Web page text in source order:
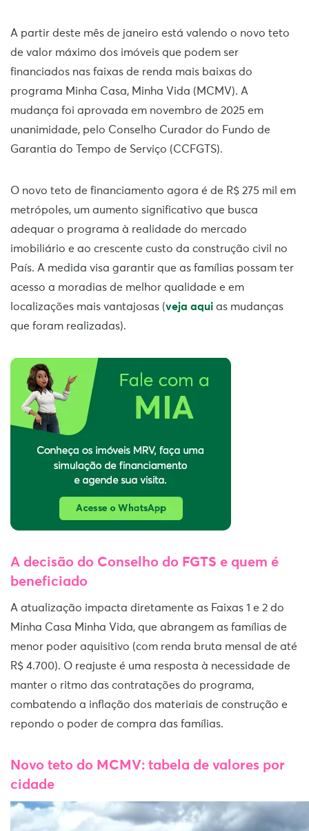
A partir deste mês de janeiro está valendo o novo teto
de valor máximo dos imóveis que podem ser
financiados nas faixas de renda mais baixas do
programa Minha Casa, Minha Vida (MCMV). A
mudança foi aprovada em novembro de 2025 em
unanimidade, pelo Conselho Curador do Fundo de
Garantia do Tempo de Serviço (CCFGTS).
O novo teto de financiamento agora é de R$ 275 mil em
metrópoles, um aumento significativo que busca
adequar o programa à realidade do mercado
imobiliário e ao crescente custo da construção civil no
País. A medida visa garantir que as famílias possam ter
acesso a moradias de melhor qualidade e em
localizações mais vantajosas (veja aqui as mudanças
que foram realizadas).
A decisão do Conselho do FGTS e quem é
beneficiado
A atualização impacta diretamente as Faixas 1 e 2 do
Minha Casa Minha Vida, que abrangem as famílias de
menor poder aquisitivo (com renda bruta mensal de até
R$ 4.700). O reajuste é uma resposta à necessidade de
manter o ritmo das contratações do programa,
combatendo a inflação dos materiais de construção e
repondo o poder de compra das famílias.
Novo teto do MCMV: tabela de valores por
cidade